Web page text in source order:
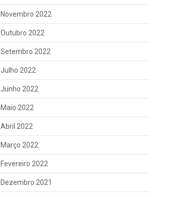
Novembro 2022
Outubro 2022
Setembro 2022
Julho 2022
Junho 2022
Maio 2022
Abril 2022
Março 2022
Fevereiro 2022
Dezembro 2021